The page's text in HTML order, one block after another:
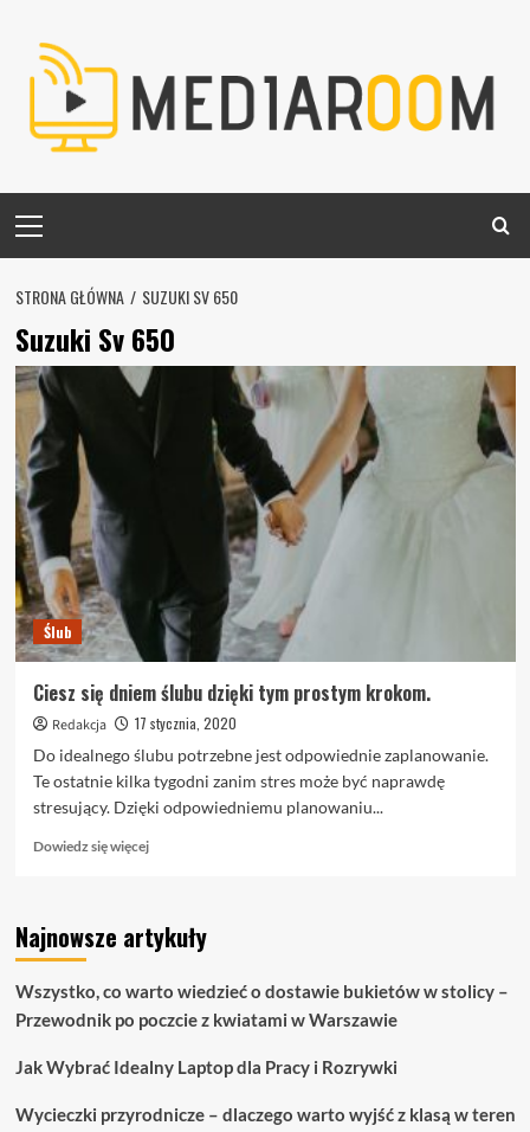
content
Menu
STRONA GŁÓWNA SUZUKI SV 650
Suzuki Sv 650
Ślub
Ciesz się dniem ślubu dzięki tym prostym krokom.
Redakcja
17 stycznia, 2020
Do idealnego ślubu potrzebne jest odpowiednie zaplanowanie.
Te ostatnie kilka tygodni zanim stres może być naprawdę
stresujący. Dzięki odpowiedniemu planowaniu...
Dowiedz się więcejDowiedz
Ciesz
się
ślubu
dzięki
prostym
Najnowsze artykuły
Wszystko, co warto wiedzieć o dostawie bukietów w stolicy –
Przewodnik po poczcie z kwiatami w Warszawie
Jak Wybrać Idealny Laptop dla Pracy i Rozrywki
Wycieczki przyrodnicze – dlaczego warto wyjść z klasą w teren